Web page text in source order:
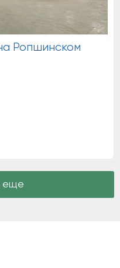
Ропшинском
еще